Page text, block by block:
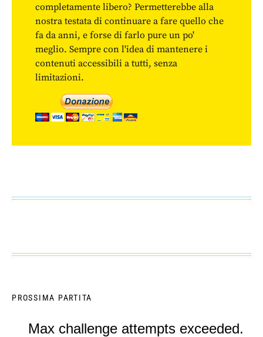
completamente libero? Permetterebbe alla
nostra testata di continuare a fare quello che
fa da anni, e forse di farlo pure un po'
meglio. Sempre con l'idea di mantenere i
contenuti accessibili a tutti, senza
limitazioni.
PROSSIMA PARTITA